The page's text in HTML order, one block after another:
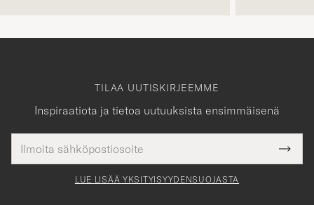
TILAA UUTISKIRJEEMME
Inspiraatiota ja tietoa uutuuksista ensimmäisenä
tieto
Tack
för
LUE LISÄÄ YKSITYISYYDENSUOJASTA